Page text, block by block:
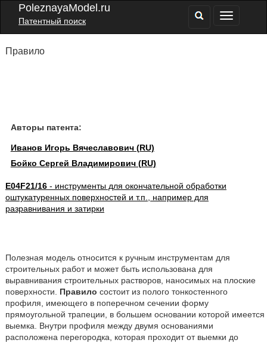
PoleznayaModel.ru
Патентный поиск
Правило
Авторы патента:
Иванов Игорь Вячеславович (RU)
Бойко Сергей Владимирович (RU)
E04F21/16- инструменты для окончательной обработки
оштукатуренных поверхностей и т.п., например для
разравнивания и затирки
Полезная модель относится к ручным инструментам для
строительных работ и может быть использована для
выравнивания строительных растворов, наносимых на плоские
поверхности. Правило состоит из полого тонкостенного
профиля, имеющего в поперечном сечении форму
прямоугольной трапеции, в большем основании которой имеется
выемка. Внутри профиля между двумя основаниями
расположена перегородка, которая проходит от выемки до